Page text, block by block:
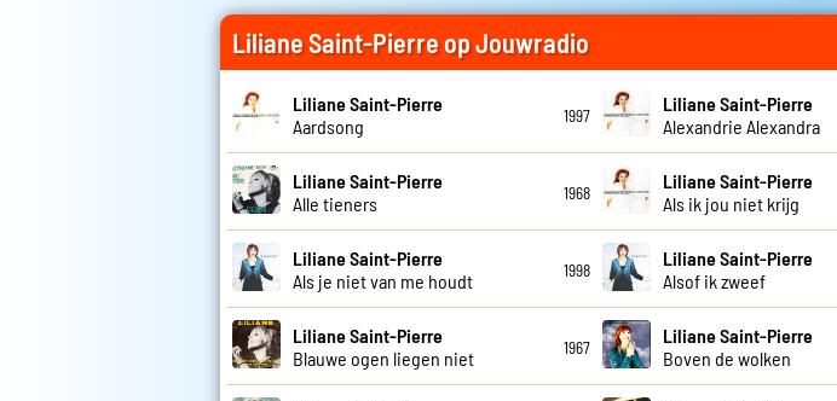
Liliane Saint-Pierre op Jouwradio
Liliane Saint-Pierre
Aardsong
1997
Liliane Saint-Pierre
Alexandrie Alexandra
Liliane Saint-Pierre
Alle tieners
1968
Liliane Saint-Pierre
Als ik jou niet krijg
Liliane Saint-Pierre
Als je niet van me houdt
1998
Liliane Saint-Pierre
Alsof ik zweef
Liliane Saint-Pierre
Blauwe ogen liegen niet
1967
Liliane Saint-Pierre
Boven de wolken